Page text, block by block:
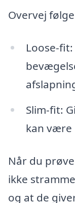
Overvej
Loose-
Slim-fit:
kan være
Når du
ikke
og at de